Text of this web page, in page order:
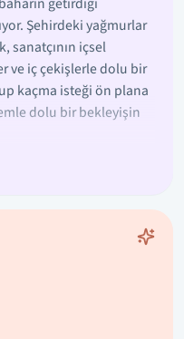
Şehirdeki yağmurlar
sanatçının içsel
ve iç çekişlerle dolu bir
kaçma isteği ön plana
dolu bir bekleyişin